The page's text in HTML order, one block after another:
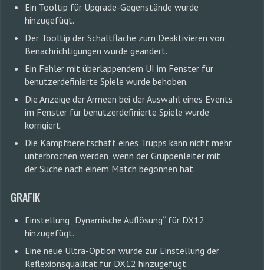
Ein Tooltip für Upgrade-Gegenstände wurde
hinzugefügt.
Der Tooltip der Schaltfläche zum Deaktivieren von
Benachrichtigungen wurde geändert.
Ein Fehler mit überlappendem UI im Fenster für
benutzerdefinierte Spiele wurde behoben.
Die Anzeige der Armeen bei der Auswahl eines Events
im Fenster für benutzerdefinierte Spiele wurde
korrigiert.
Die Kampfbereitschaft eines Trupps kann nicht mehr
unterbrochen werden, wenn der Gruppenleiter mit
der Suche nach einem Match begonnen hat.
GRAFIK
Einstellung „Dynamische Auflösung“ für DX12
hinzugefügt.
Eine neue Ultra-Option wurde zur Einstellung der
Reflexionsqualität für DX12 hinzugefügt.